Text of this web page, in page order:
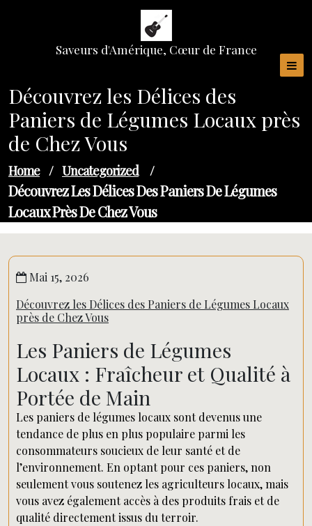
Saveurs d'Amérique, Cœur de France
Découvrez les Délices des
Paniers de Légumes Locaux près
de Chez Vous
Home / Uncategorized /
Découvrez Les Délices Des Paniers De Légumes
Locaux Près De Chez Vous
Mai 15, 2026
Découvrez les Délices des Paniers de Légumes Locaux
près de Chez Vous
Les Paniers de Légumes
Locaux : Fraîcheur et Qualité à
Portée de Main
Les paniers de légumes locaux sont devenus une
tendance de plus en plus populaire parmi les
consommateurs soucieux de leur santé et de
l’environnement. En optant pour ces paniers, non
seulement vous soutenez les agriculteurs locaux, mais
vous avez également accès à des produits frais et de
qualité directement issus du terroir.